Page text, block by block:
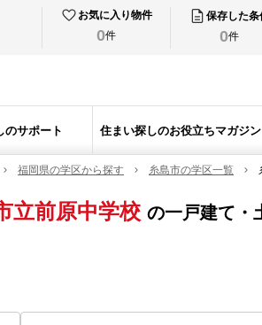
お気に入り物件
0件
保存した条
0件
のサポート 住まい探しのお役立ちマガジン
福岡県の学区から探す 糸島市の学区一覧
立前原中学校 の一戸建て・